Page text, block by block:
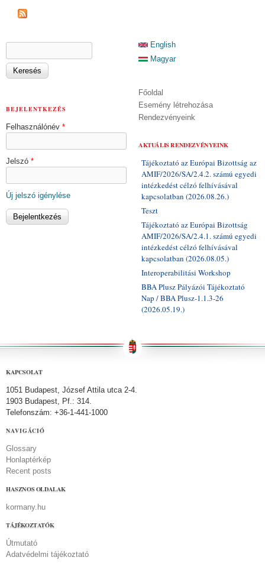
KERESÉS ŰRLAP
BEJELENTKEZÉS
Felhasználónév *
Jelszó *
Új jelszó igénylése
English
Magyar
Főoldal
Esemény létrehozása
Rendezvényeink
AKTUÁLIS RENDEZVÉNYEINK
Tájékoztató az Európai Bizottság az
AMIF/2026/SA/2.4.2. számú egyedi
intézkedést célzó felhívásával
kapcsolatban (2026.08.26.)
Teszt
Tájékoztató az Európai Bizottság
AMIF/2026/SA/2.4.1. számú egyedi
intézkedést célzó felhívásával
kapcsolatban (2026.08.05.)
Interoperabilitási Workshop
BBA Plusz Pályázói Tájékoztató
Nap / BBA Plusz-1.1.3-26
(2026.05.19.)
KAPCSOLAT
1051 Budapest, József Attila utca 2-4.
1903 Budapest, Pf.: 314.
Telefonszám: +36-1-441-1000
NAVIGÁCIÓ
Glossary
Honlaptérkép
Recent posts
HASZNOS OLDALAK
kormany.hu
TÁJÉKOZTATÓK
Útmutató
Adatvédelmi tájékoztató